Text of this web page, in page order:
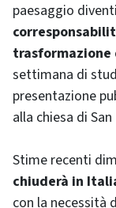
paesaggio
settimana di
presentazione
alla chiesa di
Stime recenti
chiuderà in
con la necessità